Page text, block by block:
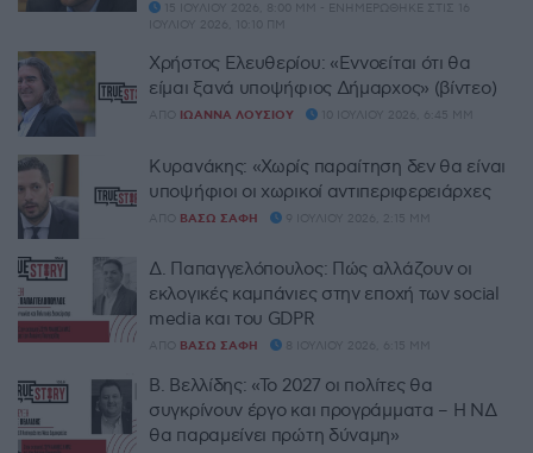
15 ΙΟΥΛΊΟΥ 2026, 8:00 ΜΜ - ΕΝΗΜΕΡΏΘΗΚΕ ΣΤΙΣ 16
ΙΟΥΛΊΟΥ 2026, 10:10 ΠΜ
Χρήστος Ελευθερίου: «Εννοείται ότι θα
είμαι ξανά υποψήφιος Δήμαρχος» (βίντεο)
ΑΠΌ ΙΩΆΝΝΑ ΛΟΎΣΙΟΥ 10 ΙΟΥΛΊΟΥ 2026, 6:45 ΜΜ
Κυρανάκης: «Χωρίς παραίτηση δεν θα είναι
υποψήφιοι οι χωρικοί αντιπεριφερειάρχες
ΑΠΌ ΒΆΣΩ ΣΆΦΗ 9 ΙΟΥΛΊΟΥ 2026, 2:15 ΜΜ
Δ. Παπαγγελόπουλος: Πώς αλλάζουν οι
εκλογικές καμπάνιες στην εποχή των social
media και του GDPR
ΑΠΌ ΒΆΣΩ ΣΆΦΗ 8 ΙΟΥΛΊΟΥ 2026, 6:15 ΜΜ
Β. Βελλίδης: «Το 2027 οι πολίτες θα
συγκρίνουν έργο και προγράμματα – Η ΝΔ
θα παραμείνει πρώτη δύναμη»